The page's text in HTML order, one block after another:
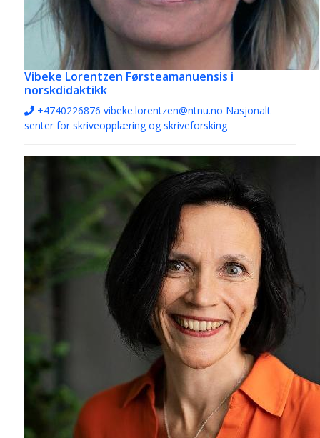
Vibeke Lorentzen Førsteamanuensis i
norskdidaktikk
+4740226876 vibeke.lorentzen@ntnu.no Nasjonalt
senter for skriveopplæring og skriveforsking